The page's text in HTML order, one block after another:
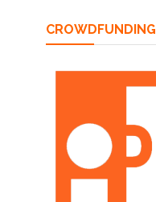
CROWDFUNDING